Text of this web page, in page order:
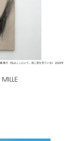
MILLE